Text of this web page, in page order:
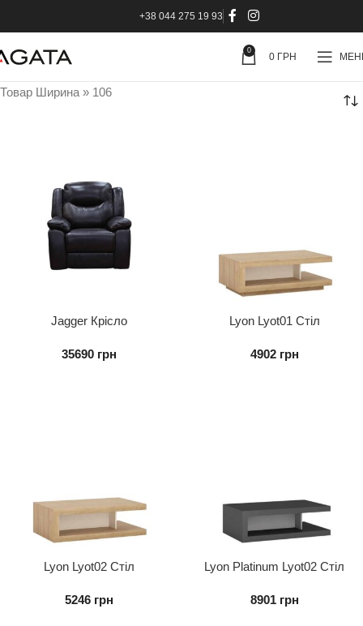
+38 044 275 19 93
0
0 ГРН
Товар Ширина » 106
Jagger Крісло
35690 грн
Lyon Lyot01 Стіл
4902 грн
Lyon Lyot02 Стіл
Гумових
5246 грн
Lyon Platinum Lyot02 Стіл
Гумових
8901 грн